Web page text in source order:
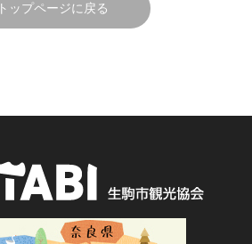
トップページに戻る